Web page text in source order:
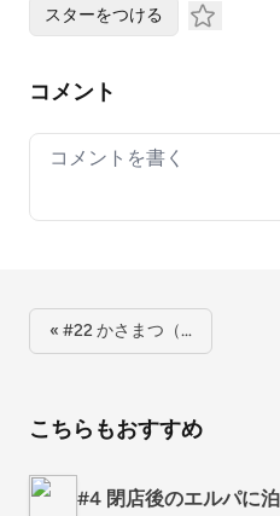
スターをつける
コメント
Your comment
« #22 かさまつ（…
こちらもおすすめ
#4 閉店後のエルパに